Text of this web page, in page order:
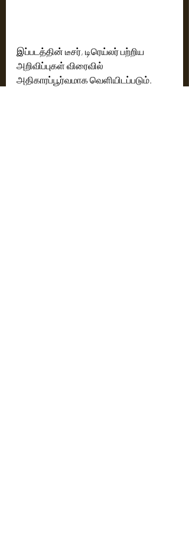
இப்படத்தின் டீசர், டிரெய்லர் பற்றிய
அறிவிப்புகள் விரைவில்
அதிகாரப்பூர்வமாக வெளியிடப்படும்.